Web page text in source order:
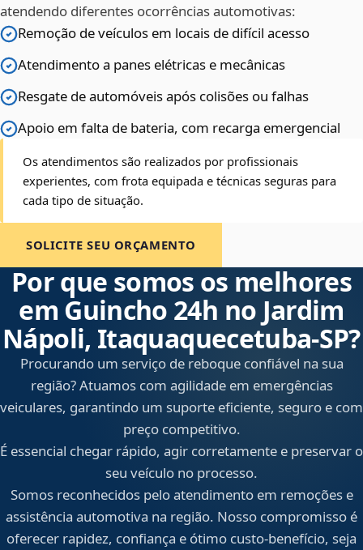
atendendo diferentes ocorrências automotivas:
Remoção de veículos em locais de difícil acesso
Atendimento a panes elétricas e mecânicas
Resgate de automóveis após colisões ou falhas
Apoio em falta de bateria, com recarga emergencial
Os atendimentos são realizados por profissionais
experientes, com frota equipada e técnicas seguras para
cada tipo de situação.
SOLICITE SEU ORÇAMENTO
Por que somos os melhores
em Guincho 24h no Jardim
Nápoli, Itaquaquecetuba‑SP?
Procurando um serviço de reboque confiável na sua
região? Atuamos com agilidade em emergências
veiculares, garantindo um suporte eficiente, seguro e com
preço competitivo.
É essencial chegar rápido, agir corretamente e preservar o
seu veículo no processo.
Somos reconhecidos pelo atendimento em remoções e
assistência automotiva na região. Nosso compromisso é
oferecer rapidez, confiança e ótimo custo-benefício, seja